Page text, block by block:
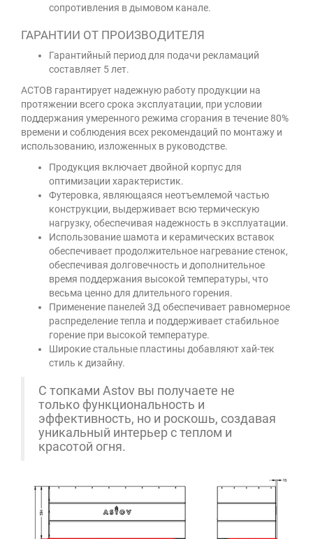
сопротивления в дымовом канале.
ГАРАНТИИ ОТ ПРОИЗВОДИТЕЛЯ
Гарантийный период для подачи рекламаций
составляет 5 лет.
АСТОВ гарантирует надежную работу продукции на
протяжении всего срока эксплуатации, при условии
поддержания умеренного режима сгорания в течение 80%
времени и соблюдения всех рекомендаций по монтажу и
использованию, изложенных в руководстве.
Продукция включает двойной корпус для
оптимизации характеристик.
Футеровка, являющаяся неотъемлемой частью
конструкции, выдерживает всю термическую
нагрузку, обеспечивая надежность в эксплуатации.
Использование шамота и керамических вставок
обеспечивает продолжительное нагревание стенок,
обеспечивая долговечность и дополнительное
время поддержания высокой температуры, что
весьма ценно для длительного горения.
Применение панелей 3Д обеспечивает равномерное
распределение тепла и поддерживает стабильное
горение при высокой температуре.
Широкие стальные пластины добавляют хай-тек
стиль к дизайну.
С топками Astov вы получаете не
только функциональность и
эффективность, но и роскошь, создавая
уникальный интерьер с теплом и
красотой огня.